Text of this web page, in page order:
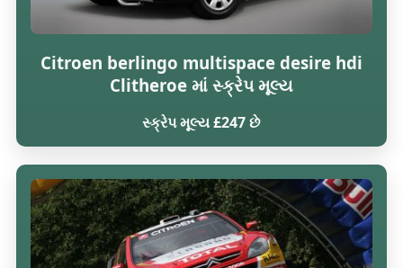
Citroen berlingo multispace desire hdi
Clitheroe માં સ્ક્રેપ મૂલ્ય
સ્ક્રેપ મૂલ્ય £247 છે